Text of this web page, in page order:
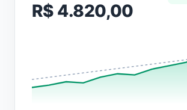
R$ 4.820,00